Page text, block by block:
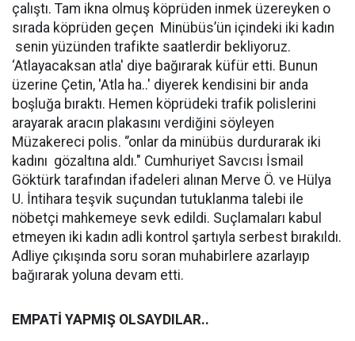
çalıştı. Tam ikna olmuş köprüden inmek üzereyken o
sırada köprüden geçen Minübüs’ün içindeki iki kadın
senin yüzünden trafikte saatlerdir bekliyoruz.
‘Atlayacaksan atla' diye bağırarak küfür etti. Bunun
üzerine Çetin, 'Atla ha..' diyerek kendisini bir anda
boşluğa bıraktı. Hemen köprüdeki trafik polislerini
arayarak aracın plakasını verdiğini söyleyen
Müzakereci polis. ‘’onlar da minübüs durdurarak iki
kadını gözaltına aldı." Cumhuriyet Savcısı İsmail
Göktürk tarafından ifadeleri alınan Merve Ö. ve Hülya
U. İntihara teşvik suçundan tutuklanma talebi ile
nöbetçi mahkemeye sevk edildi. Suçlamaları kabul
etmeyen iki kadın adli kontrol şartıyla serbest bırakıldı.
Adliye çıkışında soru soran muhabirlere azarlayıp
bağırarak yoluna devam etti.
EMPATİ YAPMIŞ OLSAYDILAR..